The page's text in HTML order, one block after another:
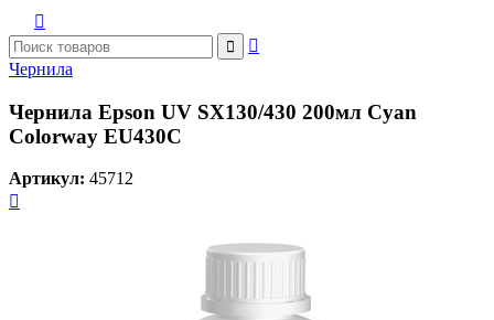



Чернила
Чернила Epson UV SX130/430 200мл Cyan
Colorway EU430С
Артикул: 45712
